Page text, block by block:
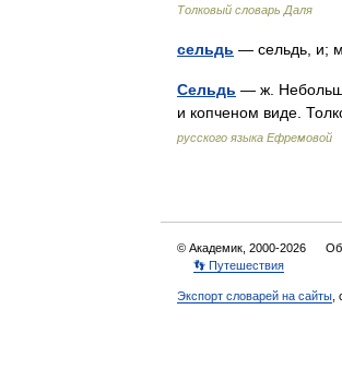
Толковый словарь Даля
сельдь — сельдь, и;
Сельдь — ж.
и копченом виде.
русского языка Ефремовой
© Академик, 2000-2026
👣 Путешествия
Экспорт словарей на сайты